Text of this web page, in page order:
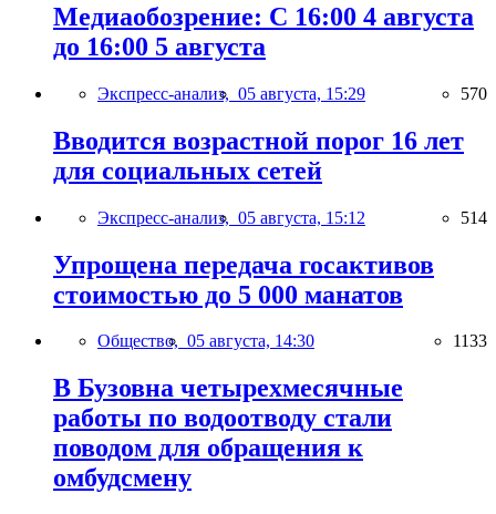
Медиаобозрение: С 16:00 4 августа
до 16:00 5 августа
Экспресс-анализ, 05 августа, 15:29 570
Вводится возрастной порог 16 лет
для социальных сетей
Экспресс-анализ, 05 августа, 15:12 514
Упрощена передача госактивов
стоимостью до 5 000 манатов
Общество, 05 августа, 14:30 1133
В Бузовна четырехмесячные
работы по водоотводу стали
поводом для обращения к
омбудсмену